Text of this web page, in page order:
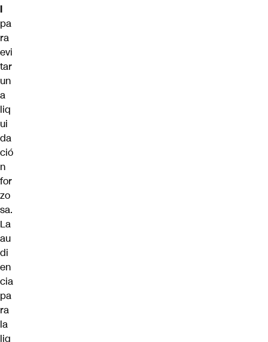
l
pa
ra
evi
tar
un
a
liq
ui
da
ció
n
for
zo
sa.
La
au
di
en
cia
pa
ra
la
liq